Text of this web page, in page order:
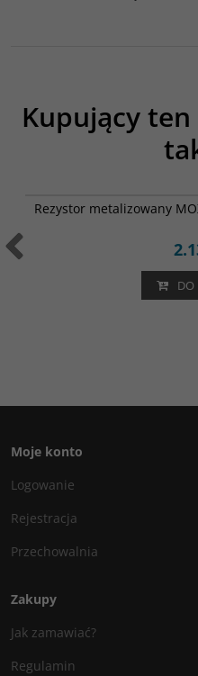
Kupujący
Rezystor metalizowany
DO
Moje konto
Logowanie
Rejestracja
Przechowalnia
Zakupy
Jak zamawiać?
Regulamin